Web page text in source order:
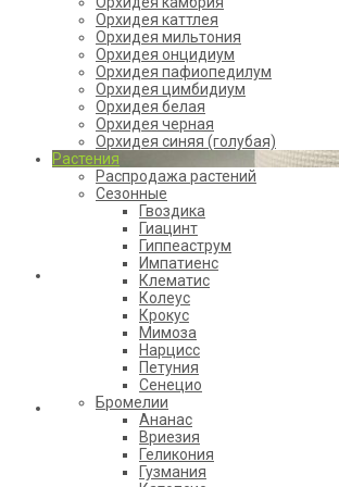
Орхидея каттлея
Орхидея мильтония
Орхидея онцидиум
Орхидея пафиопедилум
Орхидея цимбидиум
Орхидея белая
Орхидея черная
Орхидея синяя (голубая)
Растения
Распродажа растений
Сезонные
Гвоздика
Гиацинт
Гиппеаструм
Импатиенс
Клематис
Колеус
Крокус
Мимоза
Нарцисс
Петуния
Сенецио
Бромелии
Ананас
Вриезия
Геликония
Гузмания
Нолина в Lechuza Puro Color 20
Нолина штамбовая 40/12